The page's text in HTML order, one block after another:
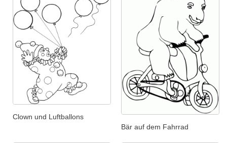
Clown und Luftballons
Bär auf dem Fahrrad